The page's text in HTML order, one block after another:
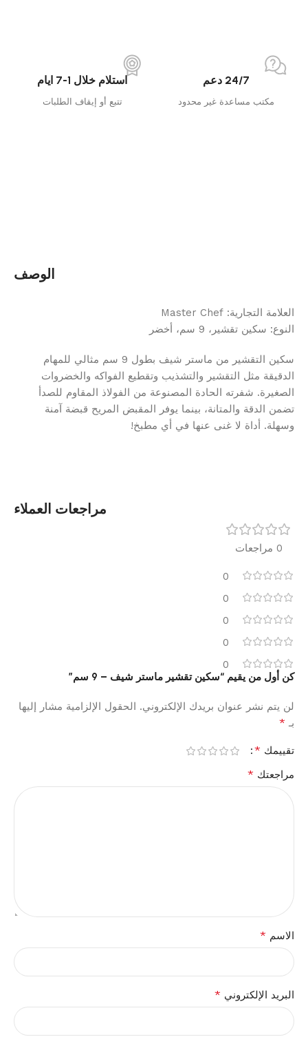
24/7 دعم
مكتب مساعدة غير محدود
استلام خلال 1-7 ايام
تتبع أو إيقاف الطلبات
الوصف
العلامة التجارية: Master Chef
النوع: سكين تقشير، 9 سم، أخضر
سكين التقشير من ماستر شيف بطول 9 سم مثالي للمهام
الدقيقة مثل التقشير والتشذيب وتقطيع الفواكه والخضروات
الصغيرة. شفرته الحادة المصنوعة من الفولاذ المقاوم للصدأ
تضمن الدقة والمتانة، بينما يوفر المقبض المريح قبضة آمنة
وسهلة. أداة لا غنى عنها في أي مطبخ!
مراجعات العملاء
0 مراجعات
0
0
0
0
0
كن أول من يقيم “سكين تقشير ماستر شيف – 9 سم”
لن يتم نشر عنوان بريدك الإلكتروني. الحقول الإلزامية مشار إليها
بـ *
تقييمك *
مراجعتك *
الاسم *
البريد الإلكتروني *